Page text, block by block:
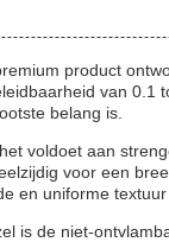
product
van 0.1
belang is.
voldoet aan
voor een
en uniforme textuur
is de niet-